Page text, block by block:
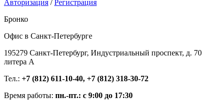
Авторизация /Регистрация
Бронко
Офис в Санкт-Петербурге
195279 Санкт-Петербург, Индустриальный проспект, д. 70
литера А
Тел.: +7 (812) 611-10-40, +7 (812) 318-30-72
Время работы: пн.-пт.: с 9:00 до 17:30